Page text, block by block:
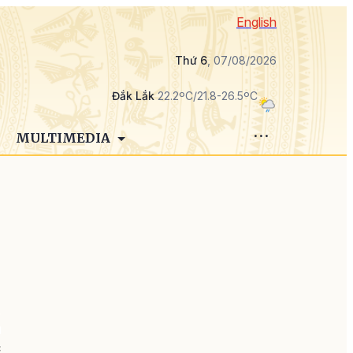
English
Thứ 6, 07/08/2026
Đắk Lắk22.2ºC/21.8-26.5ºC
MULTIMEDIA